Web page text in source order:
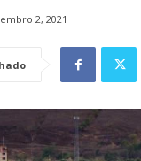
2, 2021